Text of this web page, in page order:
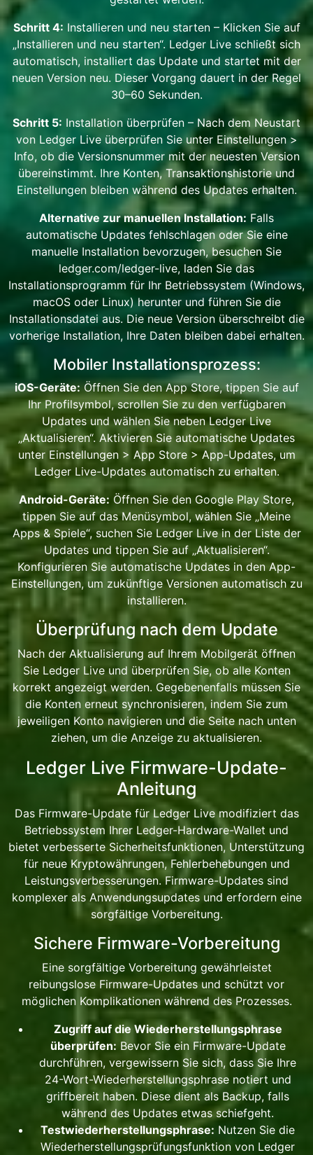
Schritt 4: Installieren und neu starten – Klicken Sie auf
„Installieren und neu starten“. Ledger Live schließt sich
automatisch, installiert das Update und startet mit der
neuen Version neu. Dieser Vorgang dauert in der Regel
30–60 Sekunden.
Schritt 5: Installation überprüfen – Nach dem Neustart
von Ledger Live überprüfen Sie unter Einstellungen >
Info, ob die Versionsnummer mit der neuesten Version
übereinstimmt. Ihre Konten, Transaktionshistorie und
Einstellungen bleiben während des Updates erhalten.
Alternative zur manuellen Installation: Falls
automatische Updates fehlschlagen oder Sie eine
manuelle Installation bevorzugen, besuchen Sie
ledger.com/ledger-live, laden Sie das
Installationsprogramm für Ihr Betriebssystem (Windows,
macOS oder Linux) herunter und führen Sie die
Installationsdatei aus. Die neue Version überschreibt die
vorherige Installation, Ihre Daten bleiben dabei erhalten.
Mobiler Installationsprozess:
iOS-Geräte: Öffnen Sie den App Store, tippen Sie auf
Ihr Profilsymbol, scrollen Sie zu den verfügbaren
Updates und wählen Sie neben Ledger Live
„Aktualisieren“. Aktivieren Sie automatische Updates
unter Einstellungen > App Store > App-Updates, um
Ledger Live-Updates automatisch zu erhalten.
Android-Geräte: Öffnen Sie den Google Play Store,
tippen Sie auf das Menüsymbol, wählen Sie „Meine
Apps & Spiele“, suchen Sie Ledger Live in der Liste der
Updates und tippen Sie auf „Aktualisieren“.
Konfigurieren Sie automatische Updates in den App-
Einstellungen, um zukünftige Versionen automatisch zu
installieren.
Überprüfung nach dem Update
Nach der Aktualisierung auf Ihrem Mobilgerät öffnen
Sie Ledger Live und überprüfen Sie, ob alle Konten
korrekt angezeigt werden. Gegebenenfalls müssen Sie
die Konten erneut synchronisieren, indem Sie zum
jeweiligen Konto navigieren und die Seite nach unten
ziehen, um die Anzeige zu aktualisieren.
Ledger Live Firmware-Update-
Anleitung
Das Firmware-Update für Ledger Live modifiziert das
Betriebssystem Ihrer Ledger-Hardware-Wallet und
bietet verbesserte Sicherheitsfunktionen, Unterstützung
für neue Kryptowährungen, Fehlerbehebungen und
Leistungsverbesserungen. Firmware-Updates sind
komplexer als Anwendungsupdates und erfordern eine
sorgfältige Vorbereitung.
Sichere Firmware-Vorbereitung
Eine sorgfältige Vorbereitung gewährleistet
reibungslose Firmware-Updates und schützt vor
möglichen Komplikationen während des Prozesses.
Zugriff auf die Wiederherstellungsphrase
überprüfen: Bevor Sie ein Firmware-Update
durchführen, vergewissern Sie sich, dass Sie Ihre
24-Wort-Wiederherstellungsphrase notiert und
griffbereit haben. Diese dient als Backup, falls
während des Updates etwas schiefgeht.
Testwiederherstellungsphrase: Nutzen Sie die
Wiederherstellungsprüfungsfunktion von Ledger